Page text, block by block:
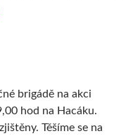
brigádě na akci
hod na Hacáku.
Těšíme se na